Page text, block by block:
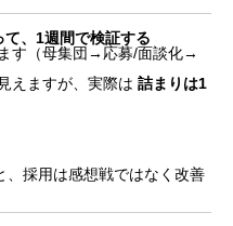
、1週間で検証する
す（母集団→応募/面談化→
えますが、実際は 詰まりは1
、採用は感想戦ではなく改善